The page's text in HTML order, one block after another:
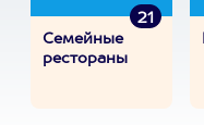
21
Семейные
рестораны